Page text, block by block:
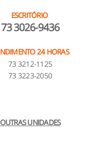
ESCRITÓRIO
73 3026-9436
24 HORAS
73 3212-1125
73 3223-2050
OUTRAS UNIDADES